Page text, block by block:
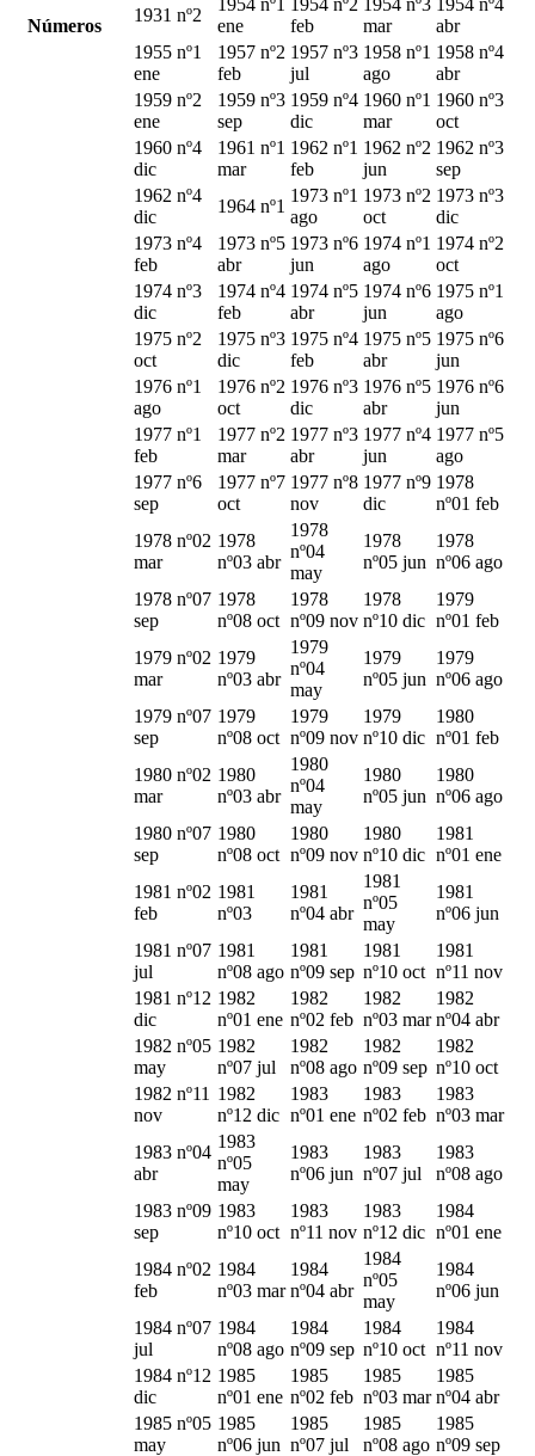
Números
1931 nº2
ene
feb
mar
abr
1955 nº1
ene
1957 nº2
feb
1957 nº3
jul
1958 nº1
ago
1958 nº4
abr
1959 nº2
ene
1959 nº3
sep
1959 nº4
dic
1960 nº1
mar
1960 nº3
oct
1960 nº4
dic
1961 nº1
mar
1962 nº1
feb
1962 nº2
jun
1962 nº3
sep
1962 nº4
dic
1964 nº1
1973 nº1
ago
1973 nº2
oct
1973 nº3
dic
1973 nº4
feb
1973 nº5
abr
1973 nº6
jun
1974 nº1
ago
1974 nº2
oct
1974 nº3
dic
1974 nº4
feb
1974 nº5
abr
1974 nº6
jun
1975 nº1
ago
1975 nº2
oct
1975 nº3
dic
1975 nº4
feb
1975 nº5
abr
1975 nº6
jun
1976 nº1
ago
1976 nº2
oct
1976 nº3
dic
1976 nº5
abr
1976 nº6
jun
1977 nº1
feb
1977 nº2
mar
1977 nº3
abr
1977 nº4
jun
1977 nº5
ago
1977 nº6
sep
1977 nº7
oct
1977 nº8
nov
1977 nº9
dic
1978
nº01 feb
1978 nº02
mar
1978
nº03 abr
1978
nº04
may
1978
nº05 jun
1978
nº06 ago
1978 nº07
sep
1978
nº08 oct
1978
nº09 nov
1978
nº10 dic
1979
nº01 feb
1979 nº02
mar
1979
nº03 abr
1979
nº04
may
1979
nº05 jun
1979
nº06 ago
1979 nº07
sep
1979
nº08 oct
1979
nº09 nov
1979
nº10 dic
1980
nº01 feb
1980 nº02
mar
1980
nº03 abr
1980
nº04
may
1980
nº05 jun
1980
nº06 ago
1980 nº07
sep
1980
nº08 oct
1980
nº09 nov
1980
nº10 dic
1981
nº01 ene
1981 nº02
feb
1981
nº03
1981
nº04 abr
1981
nº05
may
1981
nº06 jun
1981 nº07
jul
1981
nº08 ago
1981
nº09 sep
1981
nº10 oct
1981
nº11 nov
1981 nº12
dic
1982
nº01 ene
1982
nº02 feb
1982
nº03 mar
1982
nº04 abr
1982 nº05
may
1982
nº07 jul
1982
nº08 ago
1982
nº09 sep
1982
nº10 oct
1982 nº11
nov
1982
nº12 dic
1983
nº01 ene
1983
nº02 feb
1983
nº03 mar
1983 nº04
abr
1983
nº05
may
1983
nº06 jun
1983
nº07 jul
1983
nº08 ago
1983 nº09
sep
1983
nº10 oct
1983
nº11 nov
1983
nº12 dic
1984
nº01 ene
1984 nº02
feb
1984
nº03 mar
1984
nº04 abr
1984
nº05
may
1984
nº06 jun
1984 nº07
jul
1984
nº08 ago
1984
nº09 sep
1984
nº10 oct
1984
nº11 nov
1984 nº12
dic
1985
nº01 ene
1985
nº02 feb
1985
nº03 mar
1985
nº04 abr
1985 nº05
may
1985
nº06 jun
1985
nº07 jul
1985
nº08 ago
1985
nº09 sep